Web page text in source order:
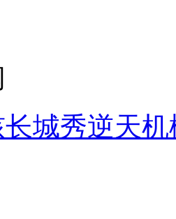
城秀逆天机